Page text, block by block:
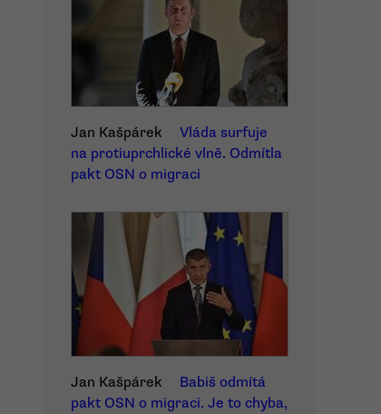
Jan Kašpárek
Vláda surfuje
na protiuprchlické vlně. Odmítla
pakt OSN o migraci
Jan Kašpárek
Babiš odmítá
pakt OSN o migraci. Je to chyba,